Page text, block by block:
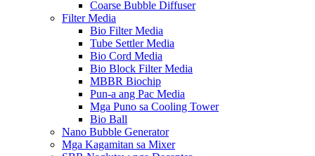
Coarse Bubble Diffuser
Filter Media
Bio Filter Media
Tube Settler Media
Bio Cord Media
Bio Block Filter Media
MBBR Biochip
Pun-a ang Pac Media
Mga Puno sa Cooling Tower
Bio Ball
Nano Bubble Generator
Mga Kagamitan sa Mixer